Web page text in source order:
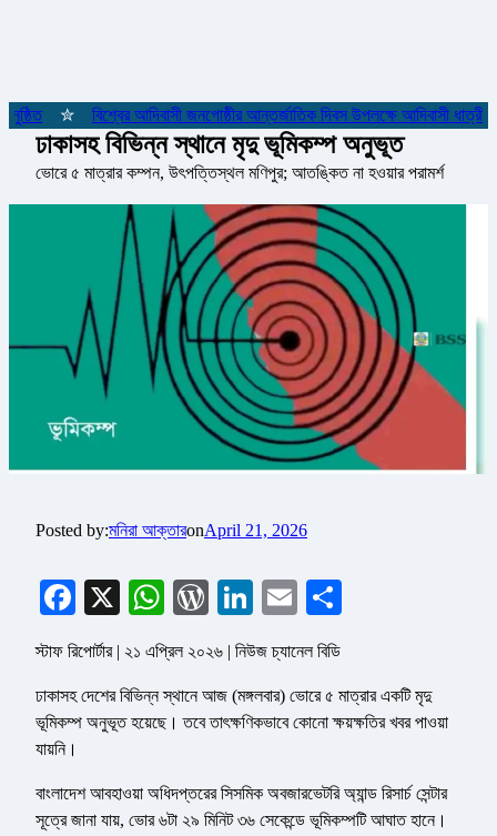
✮ বিশ্বের আদিবাসী জনগোষ্ঠীর আন্তর্জাতিক দিবস উপলক্ষে আদিবাসী
ঢাকাসহ বিভিন্ন স্থানে মৃদু ভূমিকম্প অনুভূত
ভোরে ৫ মাত্রার কম্পন, উৎপত্তিস্থল মণিপুর; আতঙ্কিত না হওয়ার পরামর্শ
Posted by:মনিরা আক্তারonApril 21, 2026
Facebook
X WhatsApp
WordPress
LinkedIn
Email
স্টাফ রিপোর্টার | ২১ এপ্রিল ২০২৬ | নিউজ চ্যানেল বিডি
ঢাকাসহ দেশের বিভিন্ন স্থানে আজ (মঙ্গলবার) ভোরে ৫ মাত্রার একটি মৃদু
ভূমিকম্প অনুভূত হয়েছে। তবে তাৎক্ষণিকভাবে কোনো ক্ষয়ক্ষতির খবর পাওয়া
যায়নি।
বাংলাদেশ আবহাওয়া অধিদপ্তরের সিসমিক অবজারভেটরি অ্যান্ড রিসার্চ সেন্টার
সূত্রে জানা যায়, ভোর ৬টা ২৯ মিনিট ৩৬ সেকেন্ডে ভূমিকম্পটি আঘাত হানে।